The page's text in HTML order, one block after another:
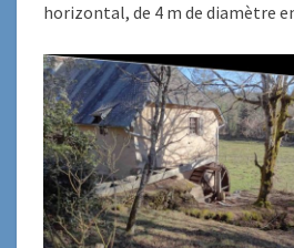
horizontal, de 4 m de diamètre